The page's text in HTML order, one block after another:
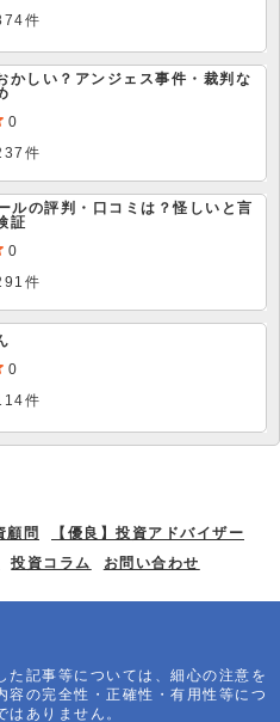
件
かしい？アンジェス事件・裁判な
0
件
ルの評判・口コミは？怪しいと言
証
0
件
0
件
顧問
【優良】投資アドバイザー
投資コラム お問い合わせ
た記事等については、細心の注意を
の完全性・正確性・有用性等につ
ありません。